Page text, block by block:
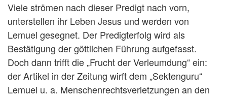
Viele strömen nach dieser Predigt nach vorn,
unterstellen ihr Leben Jesus und werden von
Lemuel gesegnet. Der Predigterfolg wird als
Bestätigung der göttlichen Führung aufgefasst.
Doch dann trifft die „Frucht der Verleumdung“ ein:
der Artikel in der Zeitung wirft dem „Sektenguru“
Lemuel u. a. Menschenrechtsverletzungen an den